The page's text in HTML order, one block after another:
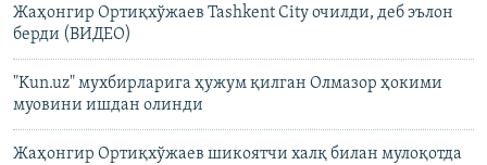
Жаҳонгир Ортиқхўжаев Tashkent City очилди, деб эълон
берди (ВИДЕО)
"Kun.uz" мухбирларига ҳужум қилган Олмазор ҳокими
муовини ишдан олинди
Жаҳонгир Ортиқхўжаев шикоятчи халқ билан мулоқотда